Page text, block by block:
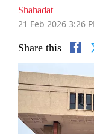
Shahadat
21 Feb 2026 3:26
Share this